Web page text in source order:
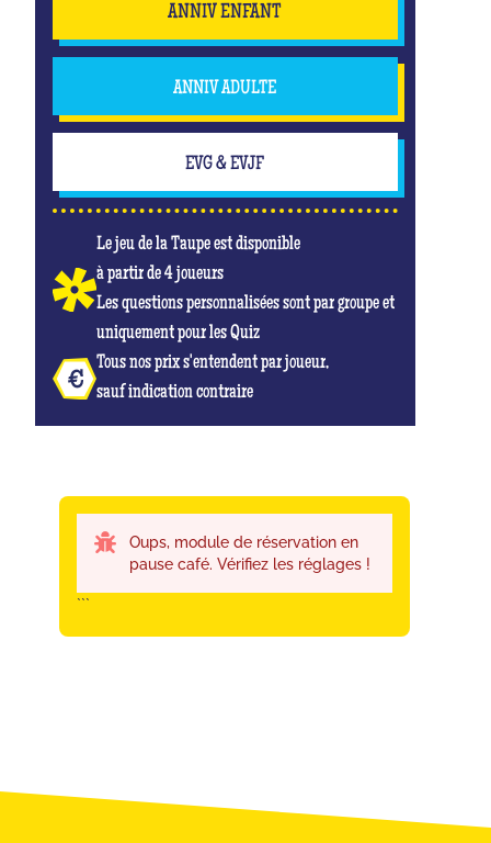
ANNIV ENFANT
ANNIV ADULTE
EVG & EVJF
Le jeu de la Taupe est disponible
à partir de 4 joueurs
Les questions personnalisées sont par groupe et
uniquement pour les Quiz
Tous nos prix s'entendent par joueur,
sauf indication contraire
Oups, module de réservation en
pause café. Vérifiez les réglages !
```